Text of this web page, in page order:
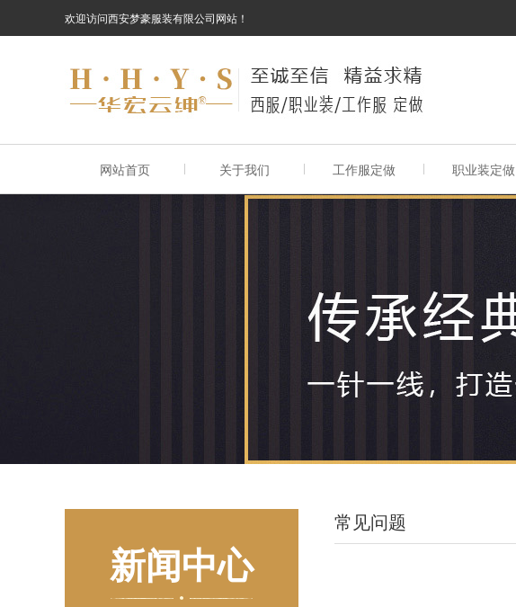
欢迎访问西安梦豪服装有限公司网站！
网站首页 关于我们 工作服定做 职业装定做
新闻中心
常见问题